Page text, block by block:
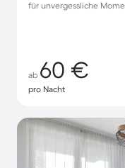
für unvergessliche
ab 60 €
pro Nacht